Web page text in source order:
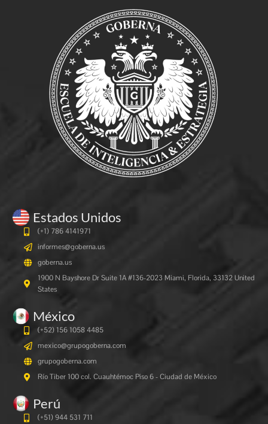
Estados Unidos
(+1) 786 4141971
informes@goberna.us
goberna.us
1900 N Bayshore Dr Suite 1A #136-2023 Miami, Florida, 33132 United
States
México
(+52) 156 1058 4485
mexico@grupogoberna.com
grupogoberna.com
Río Tiber 100 col. Cuauhtémoc Piso 6 - Ciudad de México
Perú
(+51) 944 531 711